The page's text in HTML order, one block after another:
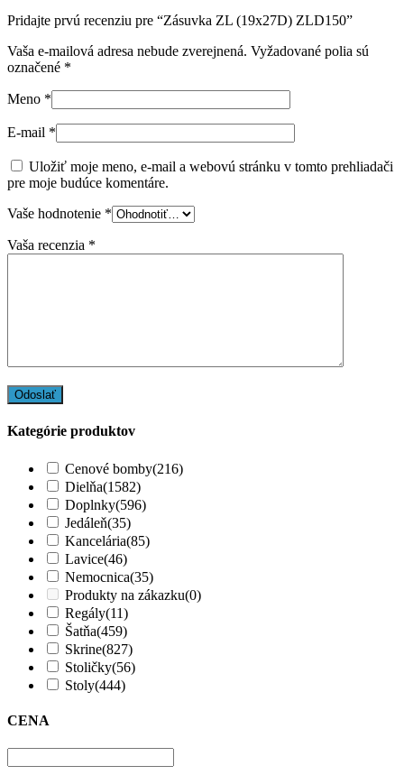
Pridajte prvú recenziu pre “Zásuvka ZL (19x27D) ZLD150”
Vaša e-mailová adresa nebude zverejnená. Vyžadované polia sú
označené *
Meno *
E-mail *
Uložiť moje meno, e-mail a webovú stránku v tomto prehliadači
pre moje budúce komentáre.
Vaše hodnotenie *
Vaša recenzia *
Kategórie produktov
Cenové bomby(216)
Dielňa(1582)
Doplnky(596)
Jedáleň(35)
Kancelária(85)
Lavice(46)
Nemocnica(35)
Produkty na zákazku(0)
Regály(11)
Šatňa(459)
Skrine(827)
Stoličky(56)
Stoly(444)
CENA